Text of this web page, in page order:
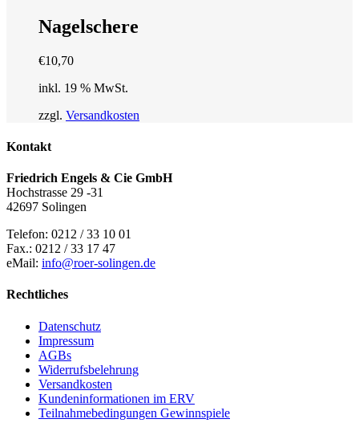
Nagelschere
€10,70
inkl. 19 % MwSt.
zzgl. Versandkosten
Kontakt
Friedrich Engels & Cie GmbH
Hochstrasse 29 -31
42697 Solingen
Telefon: 0212 / 33 10 01
Fax.: 0212 / 33 17 47
eMail: info@roer-solingen.de
Rechtliches
Datenschutz
Impressum
AGBs
Widerrufsbelehrung
Versandkosten
Kundeninformationen im ERV
Teilnahmebedingungen Gewinnspiele